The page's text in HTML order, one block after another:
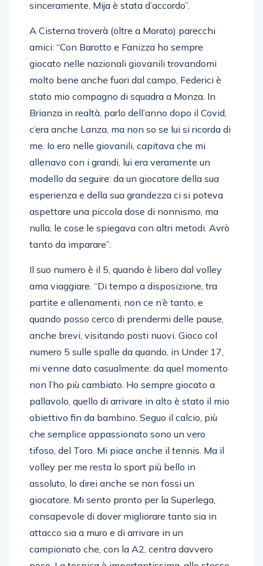
amici: “Con Barotto e Fanizza ho sempre
giocato nelle nazionali giovanili trovandomi
molto bene anche fuori dal campo, Federici è
stato mio compagno di squadra a Monza. In
Brianza in realtà, parlo dell’anno dopo il Covid,
c’era anche Lanza, ma non so se lui si ricorda di
me. Io ero nelle giovanili, capitava che mi
allenavo con i grandi, lui era veramente un
modello da seguire: da un giocatore della sua
esperienza e della sua grandezza ci si poteva
aspettare una piccola dose di nonnismo, ma
nulla, le cose le spiegava con altri metodi. Avrò
tanto da imparare”.
ama viaggiare. “Di tempo a disposizione, tra
partite e allenamenti, non ce n’è tanto, e
quando posso cerco di prendermi delle pause,
anche brevi, visitando posti nuovi. Gioco col
numero 5 sulle spalle da quando, in Under 17,
mi venne dato casualmente: da quel momento
non l’ho più cambiato. Ho sempre giocato a
pallavolo, quello di arrivare in alto è stato il mio
obiettivo fin da bambino. Seguo il calcio, più
che semplice appassionato sono un vero
tifoso, del Toro. Mi piace anche il tennis. Ma il
volley per me resta lo sport più bello in
assoluto, lo direi anche se non fossi un
giocatore. Mi sento pronto per la Superlega,
consapevole di dover migliorare tanto sia in
attacco sia a muro e di arrivare in un
campionato che, con la A2, centra davvero
poco. La tecnica è importantissima, allo stesso